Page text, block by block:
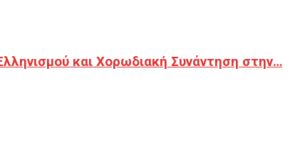
και Χορωδιακή Συνάντηση στην…